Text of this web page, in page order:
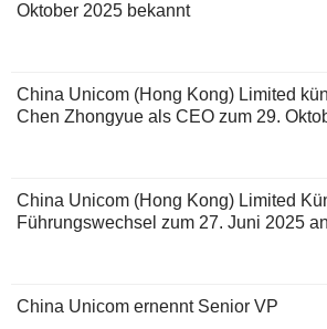
Oktober 2025 bekannt
China Unicom (Hong Kong) Limited
Chen Zhongyue als CEO zum 29.
China Unicom (Hong Kong) Limited
Führungswechsel zum 27. Juni 2025 an
China Unicom ernennt Senior VP